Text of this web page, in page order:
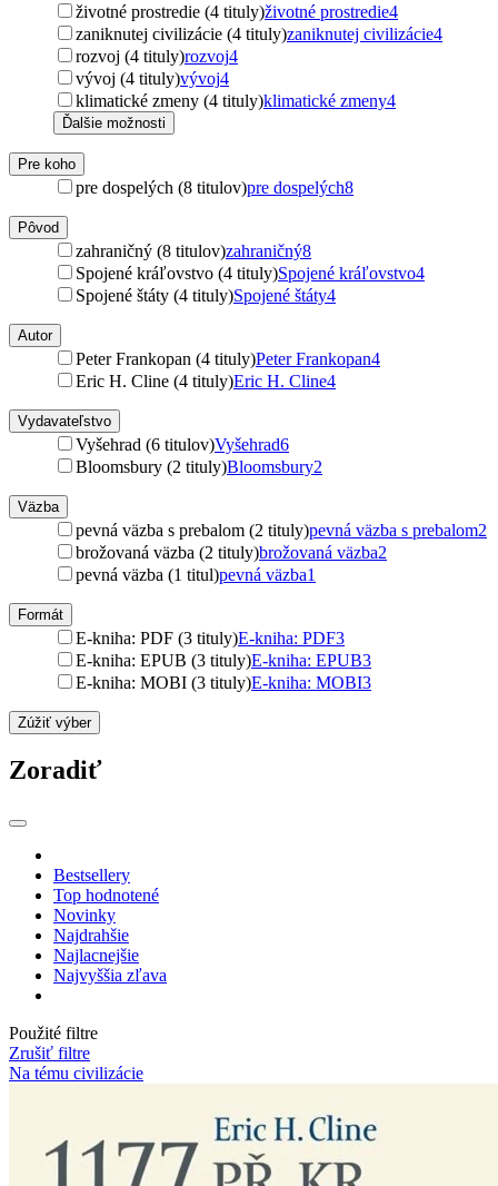
životné prostredie (4 tituly)životné prostredie4
zaniknutej civilizácie (4 tituly)zaniknutej civilizácie4
rozvoj (4 tituly)rozvoj4
vývoj (4 tituly)vývoj4
klimatické zmeny (4 tituly)klimatické zmeny4
Ďalšie možnosti
Pre koho
pre dospelých (8 titulov)pre dospelých8
Pôvod
zahraničný (8 titulov)zahraničný8
Spojené kráľovstvo (4 tituly)Spojené kráľovstvo4
Spojené štáty (4 tituly)Spojené štáty4
Autor
Peter Frankopan (4 tituly)Peter Frankopan4
Eric H. Cline (4 tituly)Eric H. Cline4
Vydavateľstvo
Vyšehrad (6 titulov)Vyšehrad6
Bloomsbury (2 tituly)Bloomsbury2
Väzba
pevná väzba s prebalom (2 tituly)pevná väzba s prebalom2
brožovaná väzba (2 tituly)brožovaná väzba2
pevná väzba (1 titul)pevná väzba1
Formát
E-kniha: PDF (3 tituly)E-kniha: PDF3
E-kniha: EPUB (3 tituly)E-kniha: EPUB3
E-kniha: MOBI (3 tituly)E-kniha: MOBI3
Zúžiť výber
Zoradiť
Bestsellery
Top hodnotené
Novinky
Najdrahšie
Najlacnejšie
Najvyššia zľava
Použité filtre
Zrušiť filtre
Na tému civilizácie